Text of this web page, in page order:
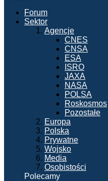
Forum
Sektor
Agencje
CNES
CNSA
ESA
ISRO
JAXA
NASA
POLSA
Roskosmos
Pozostałe
Europa
Polska
Prywatne
Wojsko
Media
Osobistości
Polecamy